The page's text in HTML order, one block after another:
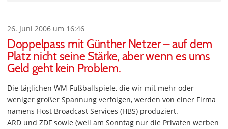
26. Juni 2006 um 16:46
Doppelpass mit Günther Netzer – auf dem
Platz nicht seine Stärke, aber wenn es ums
Geld geht kein Problem.
Die täglichen WM-Fußballspiele, die wir mit mehr oder
weniger großer Spannung verfolgen, werden von einer Firma
namens Host Broadcast Services (HBS) produziert.
ARD und ZDF sowie (weil am Sonntag nur die Privaten werben